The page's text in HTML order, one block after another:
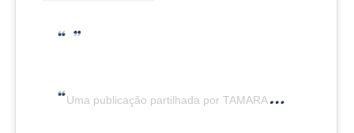
Uma publicação partilhada por TAMARA KLINK (@tamaraklink)